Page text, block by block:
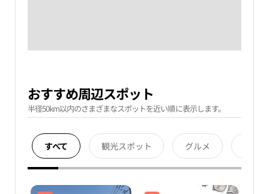
おすすめ周辺スポット
半径50km以内のさまざまなスポットを近い順に表示します。
すべて 観光スポット グルメ